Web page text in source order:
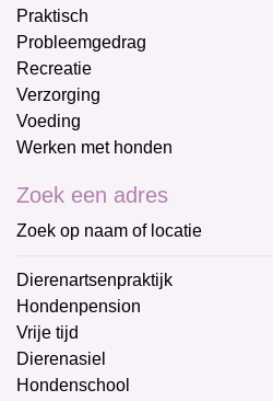
Praktisch
Probleemgedrag
Recreatie
Verzorging
Voeding
Werken met honden
Zoek een adres
Zoek op naam of locatie
Dierenartsenpraktijk
Hondenpension
Vrije tijd
Dierenasiel
Hondenschool